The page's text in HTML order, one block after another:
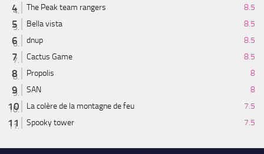
The Peak team rangers
8.5
Bella vista
8.5
dnup
8.5
Cactus Game
8.5
Propolis
8
SAN
8
La colère de la montagne de feu
7.5
Spooky tower
7.5